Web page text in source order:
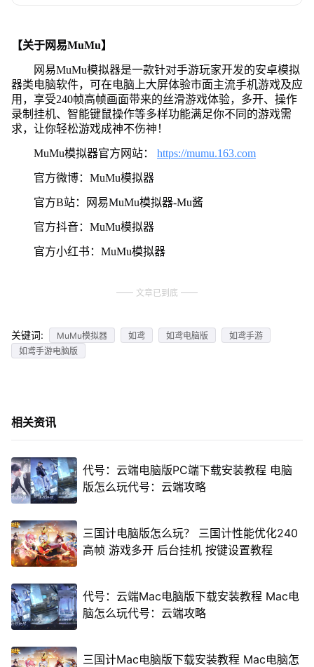
【关于网易MuMu】
网易MuMu模拟器是一款针对手游玩家开发的安卓模拟
器类电脑软件，可在电脑上大屏体验市面主流手机游戏及应
用，享受240帧高帧画面带来的丝滑游戏体验，多开、操作
录制挂机、智能键鼠操作等多样功能满足你不同的游戏需
求，让你轻松游戏成神不伤神！
MuMu模拟器官方网站： https://mumu.163.com
官方微博：MuMu模拟器
官方B站：网易MuMu模拟器-Mu酱
官方抖音：MuMu模拟器
官方小红书：MuMu模拟器
文章已到底
关键词: MuMu模拟器 如鸢 如鸢电脑版
如鸢手游
如鸢手游电脑版
相关资讯
代号：云端电脑版PC端下载安装教程 电脑
版怎么玩代号：云端攻略
三国计电脑版怎么玩？ 三国计性能优化240
高帧 游戏多开 后台挂机 按键设置教程
代号：云端Mac电脑版下载安装教程 Mac电
脑怎么玩代号：云端攻略
三国计Mac电脑版下载安装教程 Mac电脑怎